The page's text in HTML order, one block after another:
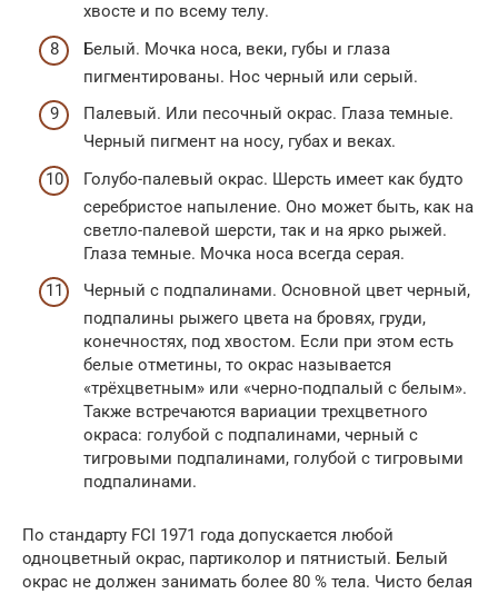
хвосте и по всему телу.
Белый. Мочка носа, веки, губы и глаза
пигментированы. Нос черный или серый.
Палевый. Или песочный окрас. Глаза темные.
Черный пигмент на носу, губах и веках.
Голубо-палевый окрас. Шерсть имеет как будто
серебристое напыление. Оно может быть, как на
светло-палевой шерсти, так и на ярко рыжей.
Глаза темные. Мочка носа всегда серая.
Черный с подпалинами. Основной цвет черный,
подпалины рыжего цвета на бровях, груди,
конечностях, под хвостом. Если при этом есть
белые отметины, то окрас называется
«трёхцветным» или «черно-подпалый с белым».
Также встречаются вариации трехцветного
окраса: голубой с подпалинами, черный с
тигровыми подпалинами, голубой с тигровыми
подпалинами.
По стандарту FCI 1971 года допускается любой
одноцветный окрас, партиколор и пятнистый. Белый
окрас не должен занимать более 80 % тела. Чисто белая